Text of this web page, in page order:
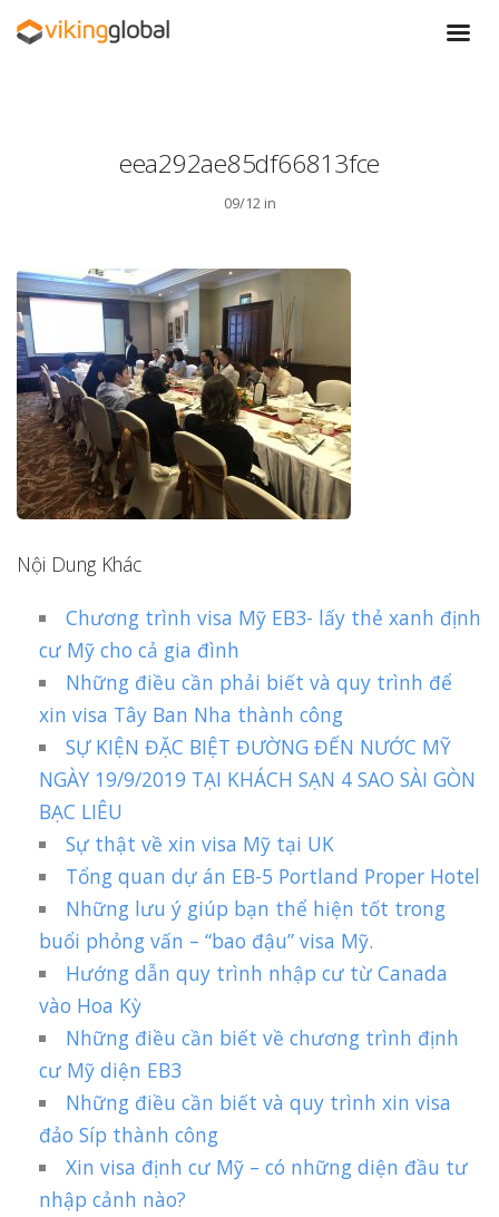
eea292ae85df66813fce
09/12 in
Nội Dung Khác
Chương trình visa Mỹ EB3- lấy thẻ xanh định
cư Mỹ cho cả gia đình
Những điều cần phải biết và quy trình để
xin visa Tây Ban Nha thành công
SỰ KIỆN ĐẶC BIỆT ĐƯỜNG ĐẾN NƯỚC MỸ
NGÀY 19/9/2019 TẠI KHÁCH SẠN 4 SAO SÀI GÒN
BẠC LIÊU
Sự thật về xin visa Mỹ tại UK
Tổng quan dự án EB-5 Portland Proper Hotel
Những lưu ý giúp bạn thể hiện tốt trong
buổi phỏng vấn – “bao đậu” visa Mỹ.
Hướng dẫn quy trình nhập cư từ Canada
vào Hoa Kỳ
Những điều cần biết về chương trình định
cư Mỹ diện EB3
Những điều cần biết và quy trình xin visa
đảo Síp thành công
Xin visa định cư Mỹ – có những diện đầu tư
nhập cảnh nào?